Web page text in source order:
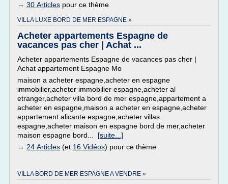
→ 30 Articles pour ce thème
VILLA LUXE BORD DE MER ESPAGNE »
Acheter appartements Espagne de
vacances pas cher | Achat ...
Acheter appartements Espagne de vacances pas cher |
Achat appartement Espagne Mo
maison a acheter espagne,acheter en espagne
immobilier,acheter immobilier espagne,acheter al
etranger,acheter villa bord de mer espagne,appartement a
acheter en espagne,maison a acheter en espagne,acheter
appartement alicante espagne,acheter villas
espagne,acheter maison en espagne bord de mer,acheter
maison espagne bord... [suite...]
→ 24 Articles (et 16 Vidéos) pour ce thème
VILLA BORD DE MER ESPAGNE A VENDRE »